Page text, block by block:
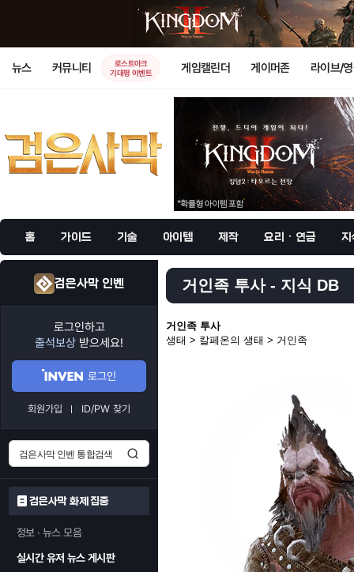
뉴스 커뮤니티
로스트아크
기대평 이벤트
게임캘린더 게이머존 라이브/
홈 가이드 기술 아이템 제작 요리 · 연금 지
검은사막 인벤
로그인하고
출석보상 받으세요!
로그인
회원가입 ID/PW 찾기
검은사막 화제 집중
정보 · 뉴스 모음
실시간 유저 뉴스 게시판
거인족 투사 - 지식 DB
거인족 투사
생태 > 칼페온의 생태 > 거인족